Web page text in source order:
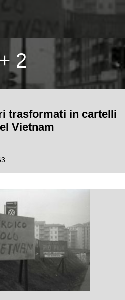
+ 2
trasformati in cartelli
Vietnam